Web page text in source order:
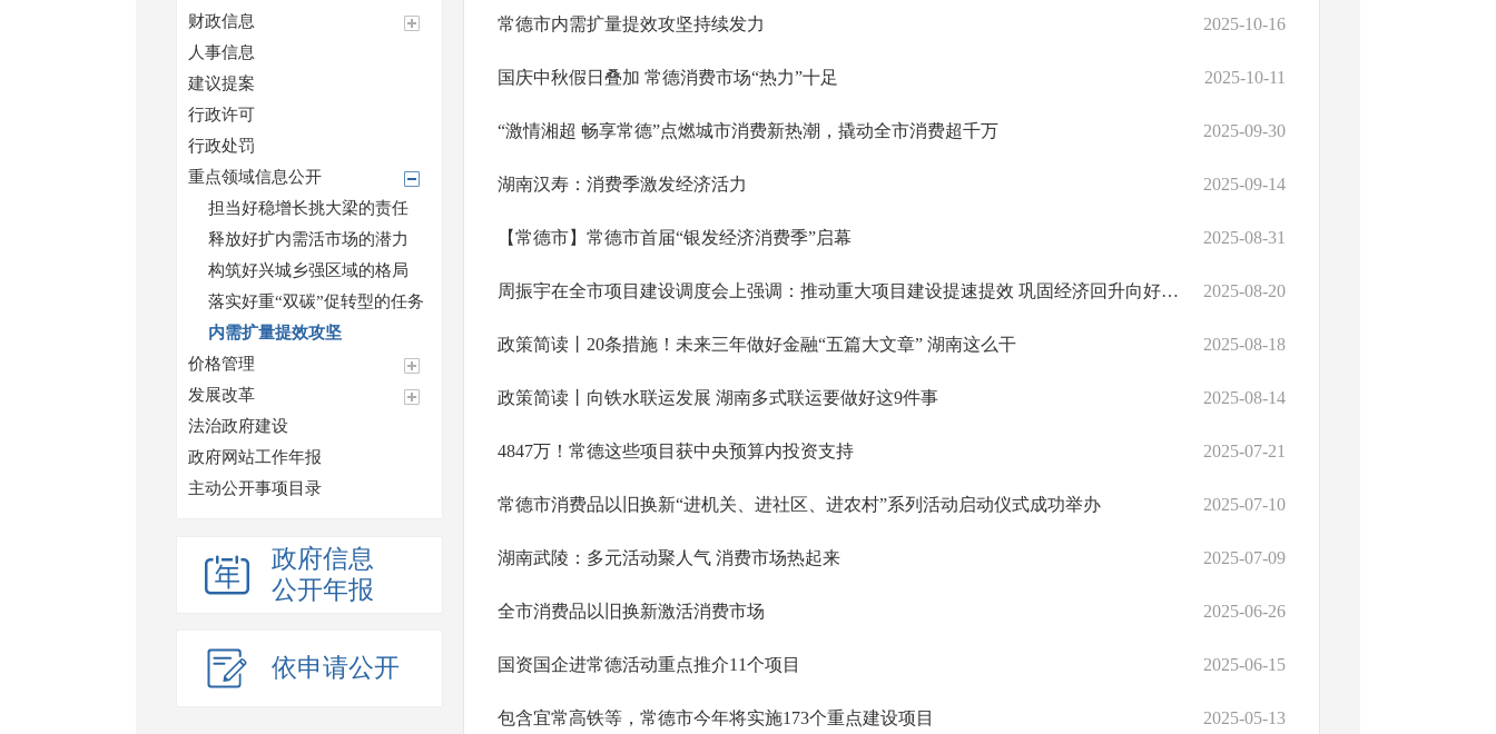
财政信息
人事信息
建议提案
行政许可
行政处罚
重点领域信息公开
担当好稳增长挑大梁的责任
释放好扩内需活市场的潜力
构筑好兴城乡强区域的格局
落实好重“双碳”促转型的任务
内需扩量提效攻坚
价格管理
发展改革
法治政府建设
政府网站工作年报
主动公开事项目录
政府信息
公开年报
依申请公开
常德市内需扩量提效攻坚持续发力 2025-10-16
国庆中秋假日叠加 常德消费市场“热力”十足 2025-10-11
“激情湘超 畅享常德”点燃城市消费新热潮，撬动全市消费超千万 2025-09-30
湖南汉寿：消费季激发经济活力 2025-09-14
【常德市】常德市首届“银发经济消费季”启幕 2025-08-31
周振宇在全市项目建设调度会上强调：推动重大项目建设提速提效 巩固经济回升向好势头 2025-08-20
政策简读丨20条措施！未来三年做好金融“五篇大文章” 湖南这么干 2025-08-18
政策简读丨向铁水联运发展 湖南多式联运要做好这9件事 2025-08-14
4847万！常德这些项目获中央预算内投资支持 2025-07-21
常德市消费品以旧换新“进机关、进社区、进农村”系列活动启动仪式成功举办 2025-07-10
湖南武陵：多元活动聚人气 消费市场热起来 2025-07-09
全市消费品以旧换新激活消费市场 2025-06-26
国资国企进常德活动重点推介11个项目 2025-06-15
包含宜常高铁等，常德市今年将实施173个重点建设项目 2025-05-13